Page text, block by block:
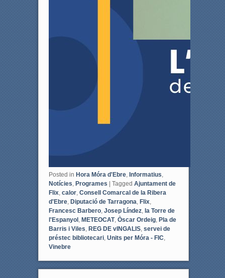
Posted in Hora Móra d'Ebre, Informatius
Notícies Programes | Tagged Ajuntament de
Flix, calor, Consell Comarcal de la Ribera
d'Ebre, Diputació de Tarragona Flix,
Francesc Barbero, Josep Líndez, la Torre de
l'Espanyol, METEOCAT, Òscar Ordeig, Pla de
Barris i Viles REG DE vINGALIS, servei de
préstec bibliotecari, Units per Móra - FIC
Vinebre